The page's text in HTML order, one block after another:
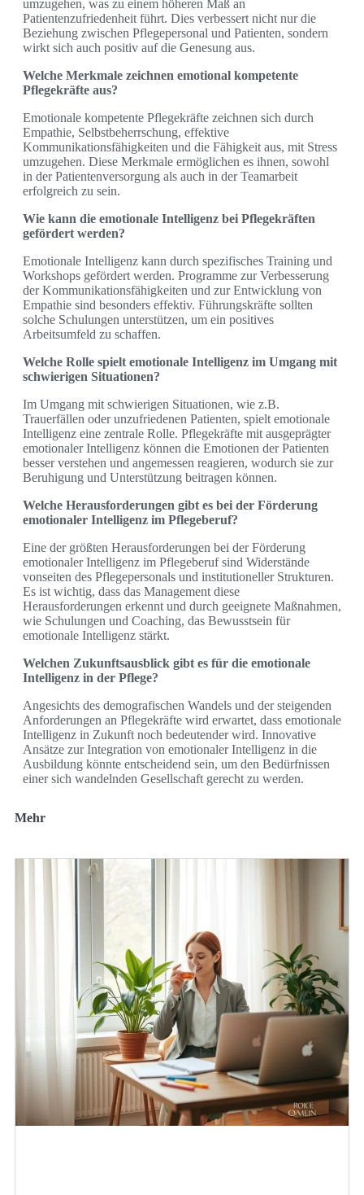
umzugehen, was zu einem höheren Maß an
Patientenzufriedenheit führt. Dies verbessert nicht nur die
Beziehung zwischen Pflegepersonal und Patienten, sondern
wirkt sich auch positiv auf die Genesung aus.
Welche Merkmale zeichnen emotional kompetente
Pflegekräfte aus?
Emotionale kompetente Pflegekräfte zeichnen sich durch
Empathie, Selbstbeherrschung, effektive
Kommunikationsfähigkeiten und die Fähigkeit aus, mit Stress
umzugehen. Diese Merkmale ermöglichen es ihnen, sowohl
in der Patientenversorgung als auch in der Teamarbeit
erfolgreich zu sein.
Wie kann die emotionale Intelligenz bei Pflegekräften
gefördert werden?
Emotionale Intelligenz kann durch spezifisches Training und
Workshops gefördert werden. Programme zur Verbesserung
der Kommunikationsfähigkeiten und zur Entwicklung von
Empathie sind besonders effektiv. Führungskräfte sollten
solche Schulungen unterstützen, um ein positives
Arbeitsumfeld zu schaffen.
Welche Rolle spielt emotionale Intelligenz im Umgang mit
schwierigen Situationen?
Im Umgang mit schwierigen Situationen, wie z.B.
Trauerfällen oder unzufriedenen Patienten, spielt emotionale
Intelligenz eine zentrale Rolle. Pflegekräfte mit ausgeprägter
emotionaler Intelligenz können die Emotionen der Patienten
besser verstehen und angemessen reagieren, wodurch sie zur
Beruhigung und Unterstützung beitragen können.
Welche Herausforderungen gibt es bei der Förderung
emotionaler Intelligenz im Pflegeberuf?
Eine der größten Herausforderungen bei der Förderung
emotionaler Intelligenz im Pflegeberuf sind Widerstände
vonseiten des Pflegepersonals und institutioneller Strukturen.
Es ist wichtig, dass das Management diese
Herausforderungen erkennt und durch geeignete Maßnahmen,
wie Schulungen und Coaching, das Bewusstsein für
emotionale Intelligenz stärkt.
Welchen Zukunftsausblick gibt es für die emotionale
Intelligenz in der Pflege?
Angesichts des demografischen Wandels und der steigenden
Anforderungen an Pflegekräfte wird erwartet, dass emotionale
Intelligenz in Zukunft noch bedeutender wird. Innovative
Ansätze zur Integration von emotionaler Intelligenz in die
Ausbildung könnte entscheidend sein, um den Bedürfnissen
einer sich wandelnden Gesellschaft gerecht zu werden.
Mehr